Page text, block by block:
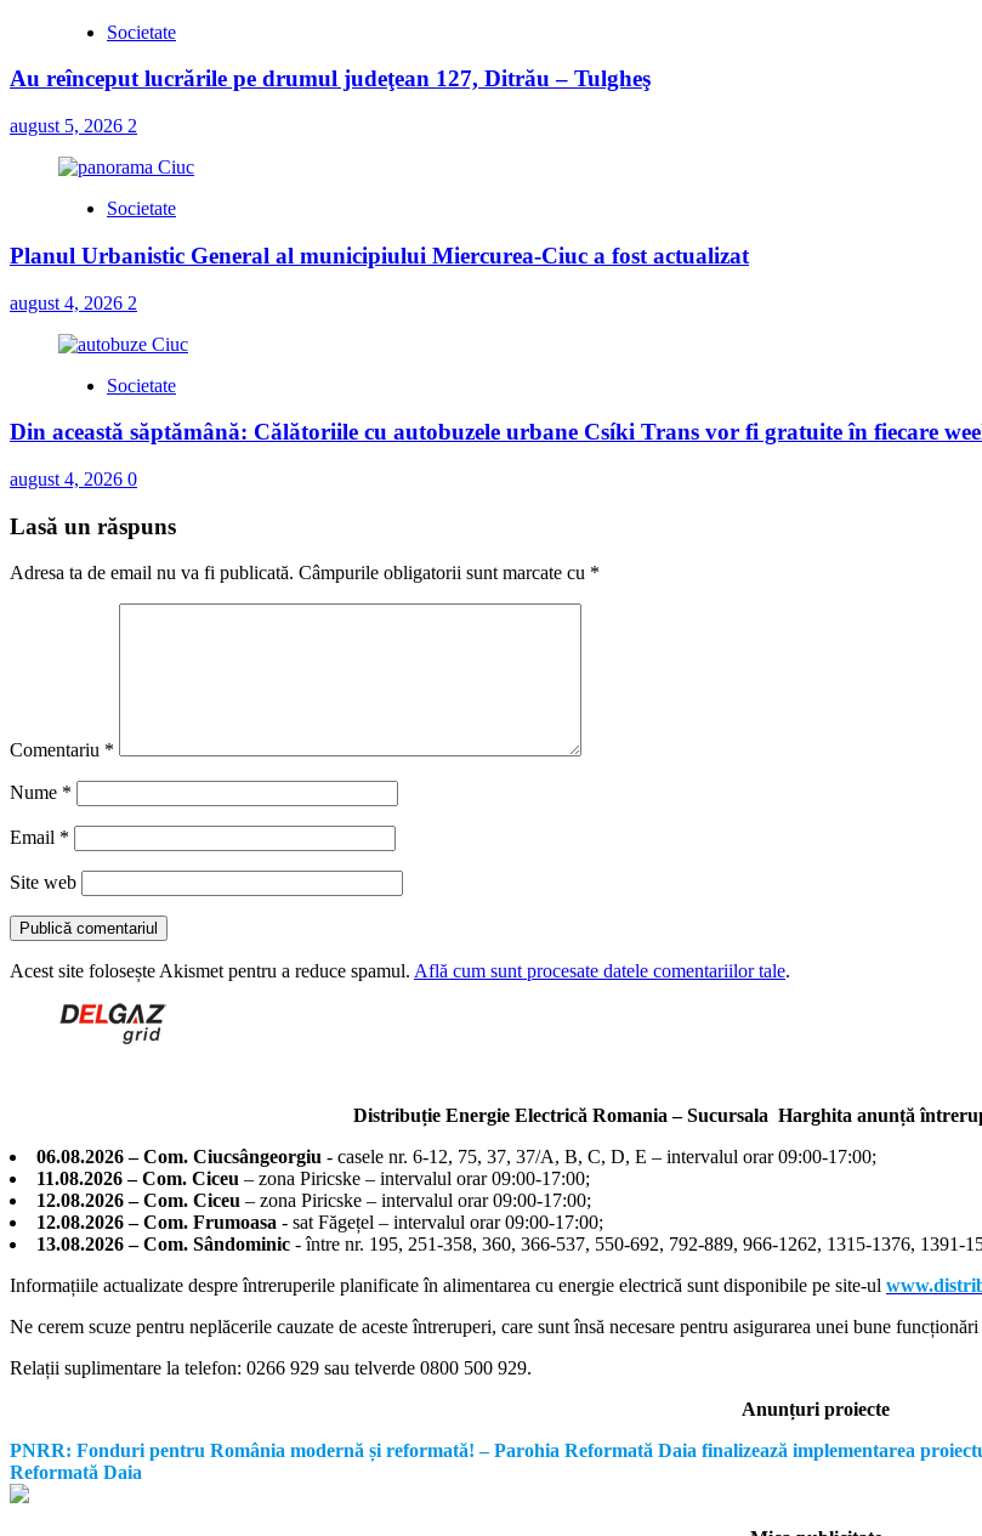
Societate
Au reînceput lucrările pe drumul judeţean 127, Ditrău – Tulgheş
august 5, 2026 2
Societate
Planul Urbanistic General al municipiului Miercurea-Ciuc a fost actualizat
august 4, 2026 2
Societate
Din această săptămână: Călătoriile cu autobuzele urbane Csíki Trans vor fi gratuite în fiecare
august 4, 2026 0
Lasă un răspuns
Adresa ta de email nu va fi publicată. Câmpurile obligatorii sunt marcate cu *
Comentariu *
Nume *
Email *
Site web
Acest site folosește Akismet pentru a reduce spamul. Află cum sunt procesate datele comentariilor tale.
Distribuție Energie Electrică Romania – Sucursala Harghita anunță
06.08.2026 – Com. Ciucsângeorgiu - casele nr. 6-12, 75, 37, 37/A, B, C, D, E – intervalul orar 09:00-17:00;
11.08.2026 – Com. Ciceu – zona Piricske – intervalul orar 09:00-17:00;
12.08.2026 – Com. Ciceu – zona Piricske – intervalul orar 09:00-17:00;
12.08.2026 – Com. Frumoasa - sat Făgețel – intervalul orar 09:00-17:00;
13.08.2026 – Com. Sândominic - între nr. 195, 251-358, 360, 366-537, 550-692, 792-889, 966-1262, 1315-1376, 1391-
Informațiile actualizate despre întreruperile planificate în alimentarea cu energie electrică sunt disponibile pe site-ul
Ne cerem scuze pentru neplăcerile cauzate de aceste întreruperi, care sunt însă necesare pentru asigurarea unei bune
Relații suplimentare la telefon: 0266 929 sau telverde 0800 500 929.
Anunțuri proiecte
PNRR: Fonduri pentru România modernă și reformată! – Parohia Reformată Daia finalizează implementarea
Reformată Daia